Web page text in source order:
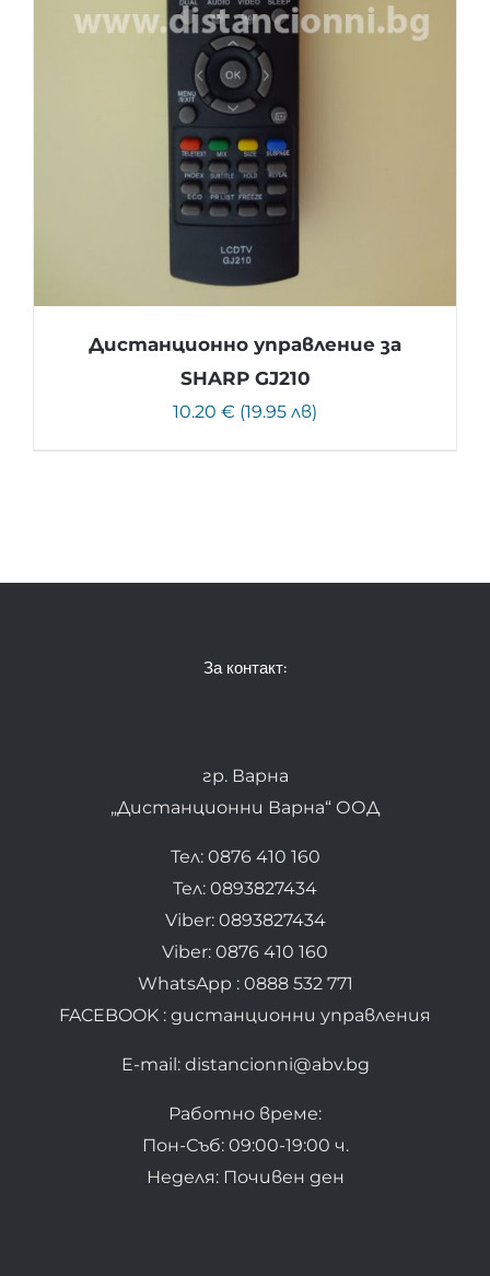
Дистанционно управление за
SHARP GJ210
10.20 € (19.95 лв)
За контакт:
гр. Варна
„Дистанционни Варна“ ООД
Тел: 0876 410 160
Тел: 0893827434
Viber: 0893827434
Viber: 0876 410 160
WhatsApp : 0888 532 771
FACEBOOK : дистанционни управления
E-mail: distancionni@abv.bg
Работно време:
Пон-Съб: 09:00-19:00 ч.
Неделя: Почивен ден